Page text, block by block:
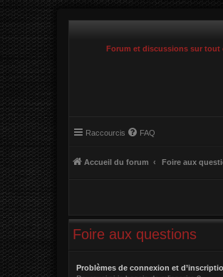
Forum et discussions sur tout
Raccourcis FAQ
Accueil du forum Foire aux
Foire aux questions
Problèmes de connexion et